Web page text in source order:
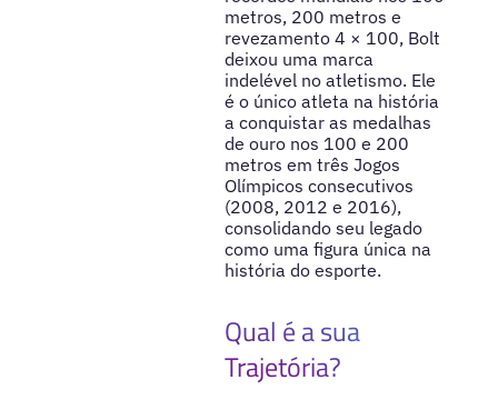
metros, 200 metros e
revezamento 4 × 100, Bolt
deixou uma marca
indelével no atletismo. Ele
é o único atleta na história
a conquistar as medalhas
de ouro nos 100 e 200
metros em três Jogos
Olímpicos consecutivos
(2008, 2012 e 2016),
consolidando seu legado
como uma figura única na
história do esporte.
Qual é a sua
Trajetória?